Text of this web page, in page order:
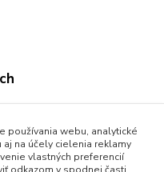
používania webu, analytické
na účely cielenia reklamy
vlastných preferencií